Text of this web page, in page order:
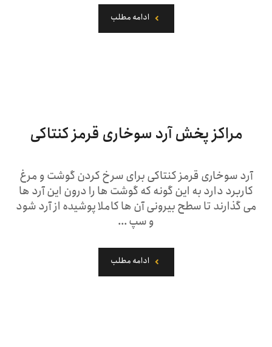
ادامه مطلب
مراکز پخش آرد سوخاری قرمز کنتاکی
آرد سوخاری قرمز کنتاکی برای سرخ کردن گوشت و مرغ
کاربرد دارد به این گونه که گوشت ها را درون این آرد ها
می گذارند تا سطح بیرونی آن ها کاملا پوشیده از آرد شود
و سپ ...
ادامه مطلب